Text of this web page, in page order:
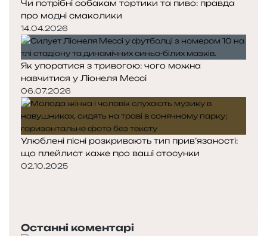
Чи потрібні собакам тортики та пиво: правда
про модні смаколики
14.04.2026
Як упоратися з тривогою: чого можна
навчитися у Ліонеля Мессі
06.07.2026
Улюблені пісні розкривають тип прив’язаності:
що плейлист каже про ваші стосунки
02.10.2025
р
т
Останні коментарі